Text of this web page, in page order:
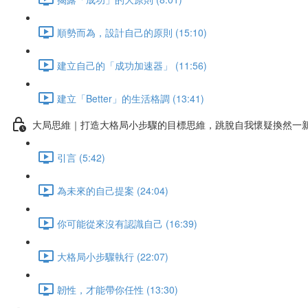
順勢而為，設計自己的原則 (15:10)
建立自己的「成功加速器」 (11:56)
建立「Better」的生活格調 (13:41)
大局思維｜打造大格局小步驟的目標思維，跳脫自我懷疑換然一
引言 (5:42)
為未來的自己提案 (24:04)
你可能從來沒有認識自己 (16:39)
大格局小步驟執行 (22:07)
韌性，才能帶你任性 (13:30)